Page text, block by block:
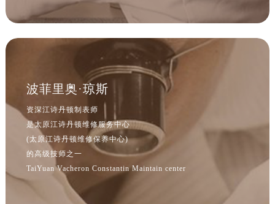
波菲里奥·琼斯
资深江诗丹顿制表师
是太原江诗丹顿维修服务中心
(太原江诗丹顿维修保养中心)
的高级技师之一
TaiYuan Vacheron Constantin Maintain center